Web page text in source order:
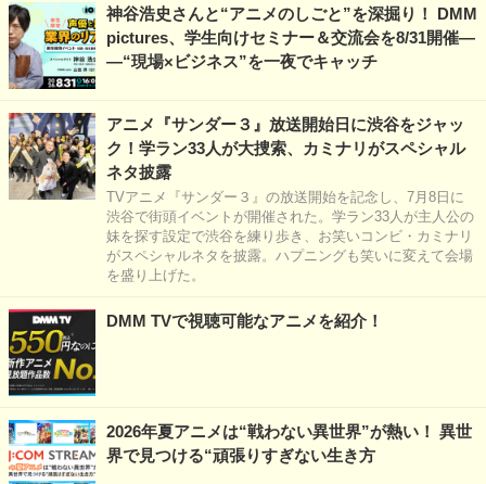
神谷浩史さんと“アニメのしごと”を深掘り！ DMM
pictures、学生向けセミナー＆交流会を8/31開催―
―“現場×ビジネス”を一夜でキャッチ
アニメ『サンダー３』放送開始日に渋谷をジャッ
ク！学ラン33人が大捜索、カミナリがスペシャル
ネタ披露
TVアニメ『サンダー３』の放送開始を記念し、7月8日に
渋谷で街頭イベントが開催された。学ラン33人が主人公の
妹を探す設定で渋谷を練り歩き、お笑いコンビ・カミナリ
がスペシャルネタを披露。ハプニングも笑いに変えて会場
を盛り上げた。
DMM TVで視聴可能なアニメを紹介！
2026年夏アニメは“戦わない異世界”が熱い！ 異世
界で見つける“頑張りすぎない生き方